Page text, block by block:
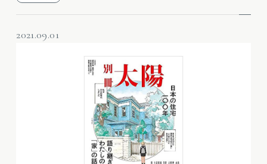
2021.09.01